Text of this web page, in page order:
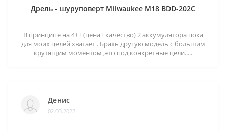
Дрель - шуруповерт Milwaukee M18 BDD-202C
В принципе на 4++ (цена+ качество) 2 аккумулятора пока
для моих целей хватает . Брать другую модель с большим
крутящим моментом ,это под конкретные цели.....
Денис
02.03.2022